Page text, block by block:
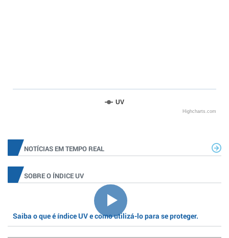
UV
Highcharts.com
NOTÍCIAS EM TEMPO REAL
SOBRE O ÍNDICE UV
Saiba o que é índice UV e como utilizá-lo para se proteger.